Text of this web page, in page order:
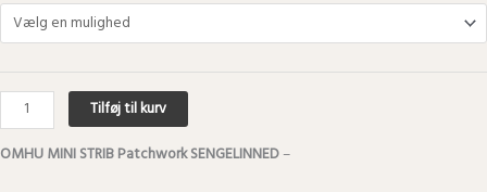
Tilføj til kurv
OMHU MINI STRIB Patchwork SENGELINNED–